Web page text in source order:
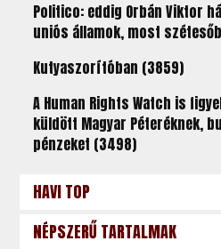
Politico: eddig Orbán Viktor
uniós államok, most
Kutyaszorítóban (3859)
A Human Rights Watch is
küldött Magyar Péteréknek,
pénzeket (3498)
HAVI TOP
NÉPSZERŰ TARTALMAK